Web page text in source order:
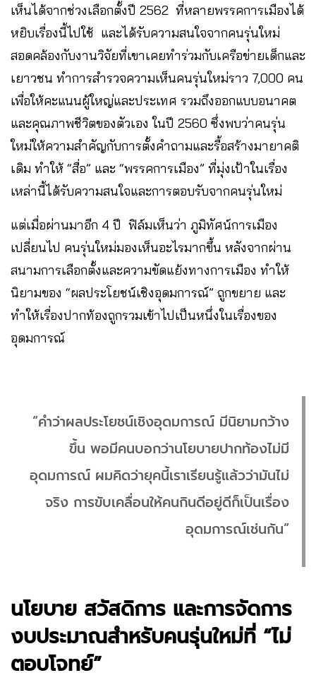
เห็นได้จากช่วงเลือกตั้งปี 2562 ที่หลายพรรคการเมืองได้
หยิบเรื่องนี้ไปใช้ และได้รับความสนใจจากคนรุ่นใหม่
สอดคล้องกับงานวิจัยที่เขาเคยทำร่วมกับเครือข่ายเด็กและ
เยาวชน ทำการสำรวจความเห็นคนรุ่นใหม่ราว 7,000 คน
เพื่อให้คะแนนผู้ใหญ่และประเทศ รวมถึงออกแบบอนาคต
และคุณภาพชีวิตของตัวเอง ในปี 2560 ซึ่งพบว่าคนรุ่น
ใหม่ให้ความสำคัญกับการตั้งคำถามและรื้อสร้างมายาคติ
เดิม ทำให้ “สื่อ” และ “พรรคการเมือง” ที่มุ่งเป้าในเรื่อง
เหล่านี้ได้รับความสนใจและการตอบรับจากคนรุ่นใหม่
แต่เมื่อผ่านมาอีก 4 ปี ฟิล์มเห็นว่า ภูมิทัศน์การเมือง
เปลี่ยนไป คนรุ่นใหม่มองเห็นอะไรมากขึ้น หลังจากผ่าน
สนามการเลือกตั้งและความขัดแย้งทางการเมือง ทำให้
นิยามของ “ผลประโยชน์เชิงอุดมการณ์” ถูกขยาย และ
ทำให้เรื่องปากท้องถูกรวมเข้าไปเป็นหนึ่งในเรื่องของ
อุดมการณ์
“คำว่าผลประโยชน์เชิงอุดมการณ์ มีนิยามกว้าง
ขึ้น พอมีคนบอกว่านโยบายปากท้องไม่มี
อุดมการณ์ ผมคิดว่ายุคนี้เราเรียนรู้แล้วว่ามันไม่
จริง การขับเคลื่อนให้คนกินดีอยู่ดีก็เป็นเรื่อง
อุดมการณ์เช่นกัน”
นโยบาย สวัสดิการ และการจัดการ
งบประมาณสำหรับคนรุ่นใหม่ที่ “ไม่
ตอบโจทย์”